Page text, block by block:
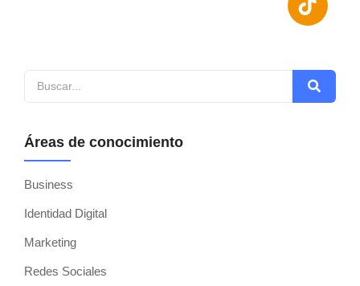
Áreas de conocimiento
Business
Identidad Digital
Marketing
Redes Sociales